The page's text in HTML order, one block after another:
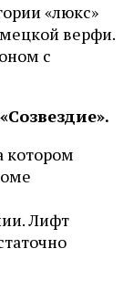
«люкс»
верфи.
с
котором
Лифт